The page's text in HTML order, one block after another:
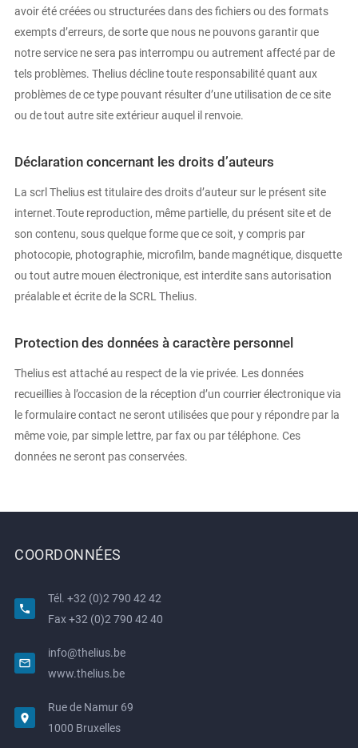
avoir été créées ou structurées dans des fichiers ou des formats
exempts d’erreurs, de sorte que nous ne pouvons garantir que
notre service ne sera pas interrompu ou autrement affecté par de
tels problèmes. Thelius décline toute responsabilité quant aux
problèmes de ce type pouvant résulter d’une utilisation de ce site
ou de tout autre site extérieur auquel il renvoie.
Déclaration concernant les droits d’auteurs
La scrl Thelius est titulaire des droits d’auteur sur le présent site
internet.Toute reproduction, même partielle, du présent site et de
son contenu, sous quelque forme que ce soit, y compris par
photocopie, photographie, microfilm, bande magnétique, disquette
ou tout autre mouen électronique, est interdite sans autorisation
préalable et écrite de la SCRL Thelius.
Protection des données à caractère personnel
Thelius est attaché au respect de la vie privée. Les données
recueillies à l’occasion de la réception d’un courrier électronique via
le formulaire contact ne seront utilisées que pour y répondre par la
même voie, par simple lettre, par fax ou par téléphone. Ces
données ne seront pas conservées.
COORDONNÉES
Tél. +32 (0)2 790 42 42
Fax+32 (0)2 790 42 40
info@thelius.be
www.thelius.be
Rue de Namur 69
1000 Bruxelles